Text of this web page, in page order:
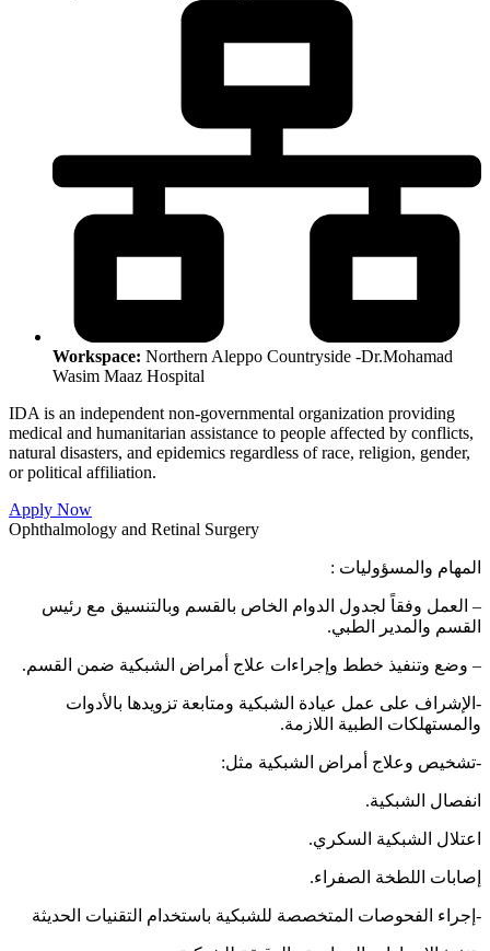
Workspace: Northern Aleppo Countryside -Dr.Mohamad
Wasim Maaz Hospital
IDA is an independent non-governmental organization providing
medical and humanitarian assistance to people affected by conflicts,
natural disasters, and epidemics regardless of race, religion, gender,
or political affiliation.
Apply Now
Ophthalmology and Retinal Surgery
المهام والمسؤوليات :
– العمل وفقاً لجدول الدوام الخاص بالقسم وبالتنسيق مع رئيس
القسم والمدير الطبي.
– وضع وتنفيذ خطط وإجراءات علاج أمراض الشبكية ضمن القسم.
-الإشراف على عمل عيادة الشبكية ومتابعة تزويدها بالأدوات
والمستهلكات الطبية اللازمة.
-تشخيص وعلاج أمراض الشبكية مثل:
انفصال الشبكية.
اعتلال الشبكية السكري.
إصابات اللطخة الصفراء.
-إجراء الفحوصات المتخصصة للشبكية باستخدام التقنيات الحديثة